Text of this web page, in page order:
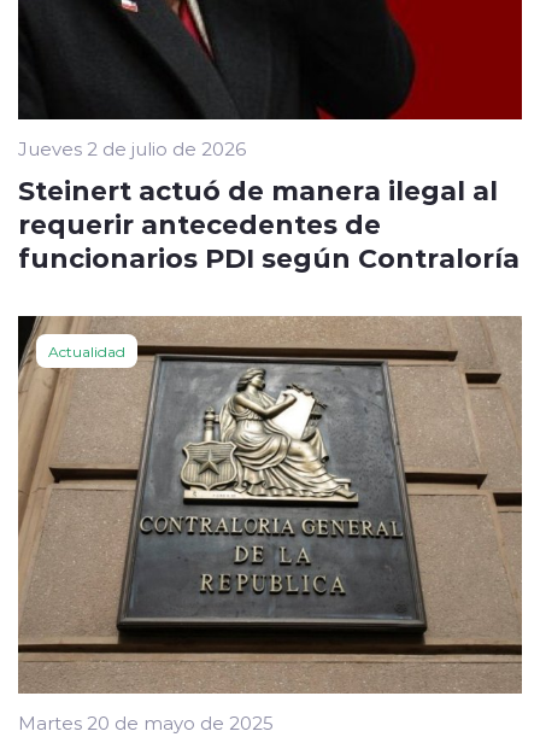
Jueves 2 de julio de 2026
Steinert actuó de manera ilegal al
requerir antecedentes de
funcionarios PDI según Contraloría
Actualidad
Martes 20 de mayo de 2025